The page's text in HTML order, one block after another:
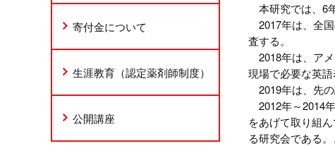
本研究では、6
2017年は、全
査する。
2018年は、ア
現場で必要な英語
2019年は、先
2012年～2014
をあげて取り組
る研究会である
寄付金について
生涯教育（認定薬剤師制度）
公開講座